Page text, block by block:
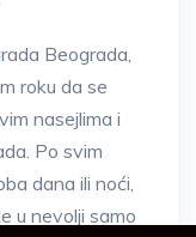
Beograda,
roku da se
nasejlima i
Po svim
dana ili noći,
u nevolji samo